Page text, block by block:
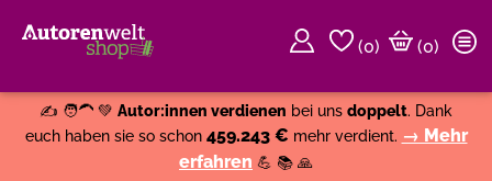
(0)
(0)
✍️ 🧑‍🦱 💚 Autor:innen verdienen bei uns doppelt. Dank
euch haben sie so schon 459.243 € mehr verdient. → Mehr
erfahren 💪 📚 🙏